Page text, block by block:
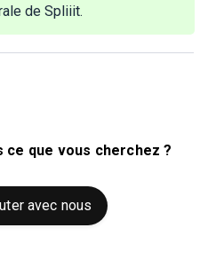
de Spliiit.
ce que vous cherchez ?
avec nous